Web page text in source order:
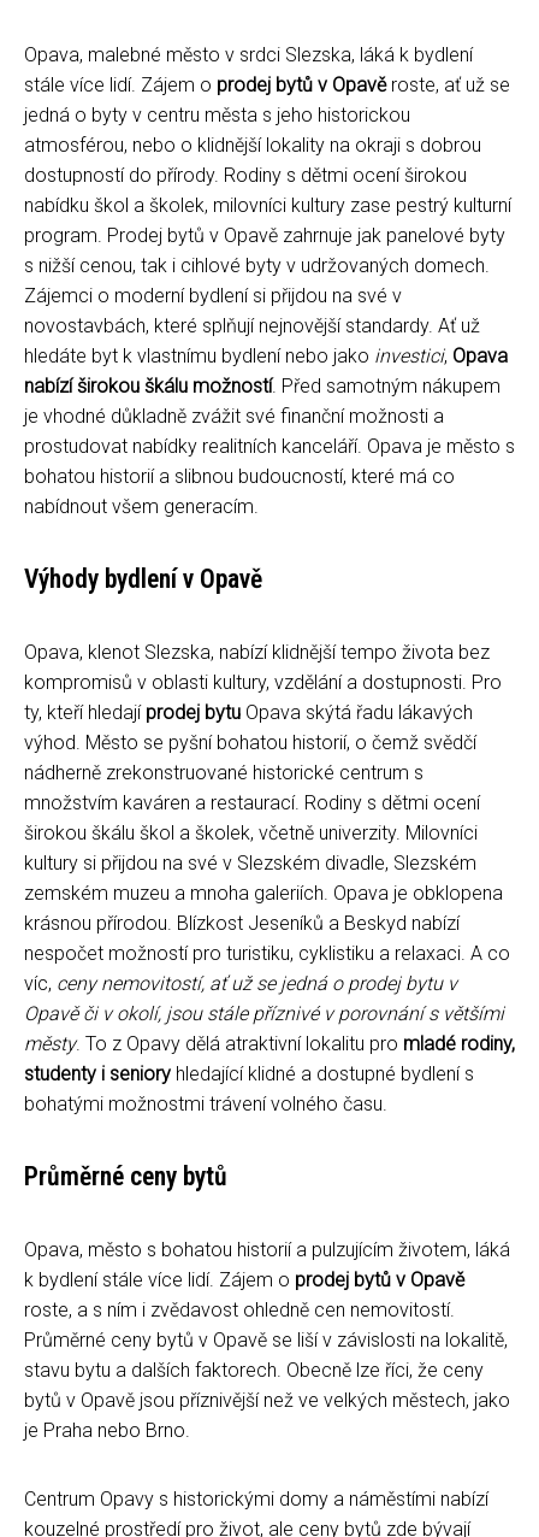
Opava, malebné město v srdci Slezska, láká k bydlení
stále více lidí. Zájem o prodej bytů v Opavěroste, ať už se
jedná o byty v centru města s jeho historickou
atmosférou, nebo o klidnější lokality na okraji s dobrou
dostupností do přírody. Rodiny s dětmi ocení širokou
nabídku škol a školek, milovníci kultury zase pestrý kulturní
program. Prodej bytů v Opavě zahrnuje jak panelové byty
s nižší cenou, tak i cihlové byty v udržovaných domech.
Zájemci o moderní bydlení si přijdou na své v
novostavbách, které splňují nejnovější standardy. Ať už
hledáte byt k vlastnímu bydlení nebo jako investici, Opava
nabízí širokou škálu možností. Před samotným nákupem
je vhodné důkladně zvážit své finanční možnosti a
prostudovat nabídky realitních kanceláří. Opava je město s
bohatou historií a slibnou budoucností, které má co
nabídnout všem generacím.
Výhody bydlení v Opavě
Opava, klenot Slezska, nabízí klidnější tempo života bez
kompromisů v oblasti kultury, vzdělání a dostupnosti. Pro
ty, kteří hledají prodej bytu Opava skýtá řadu lákavých
výhod. Město se pyšní bohatou historií, o čemž svědčí
nádherně zrekonstruované historické centrum s
množstvím kaváren a restaurací. Rodiny s dětmi ocení
širokou škálu škol a školek, včetně univerzity. Milovníci
kultury si přijdou na své v Slezském divadle, Slezském
zemském muzeu a mnoha galeriích. Opava je obklopena
krásnou přírodou. Blízkost Jeseníků a Beskyd nabízí
nespočet možností pro turistiku, cyklistiku a relaxaci. A co
víc, ceny nemovitostí, ať už se jedná o prodej bytu v
Opavě či v okolí, jsou stále příznivé v porovnání s většími
městy. To z Opavy dělá atraktivní lokalitu pro mladé rodiny,
studenty i seniory hledající klidné a dostupné bydlení s
bohatými možnostmi trávení volného času.
Průměrné ceny bytů
Opava, město s bohatou historií a pulzujícím životem, láká
k bydlení stále více lidí. Zájem o prodej bytů v Opavě
roste, a s ním i zvědavost ohledně cen nemovitostí.
Průměrné ceny bytů v Opavě se liší v závislosti na lokalitě,
stavu bytu a dalších faktorech. Obecně lze říci, že ceny
bytů v Opavě jsou příznivější než ve velkých městech, jako
je Praha nebo Brno.
Centrum Opavy s historickými domy a náměstími nabízí
kouzelné prostředí pro život, ale ceny bytů zde bývají